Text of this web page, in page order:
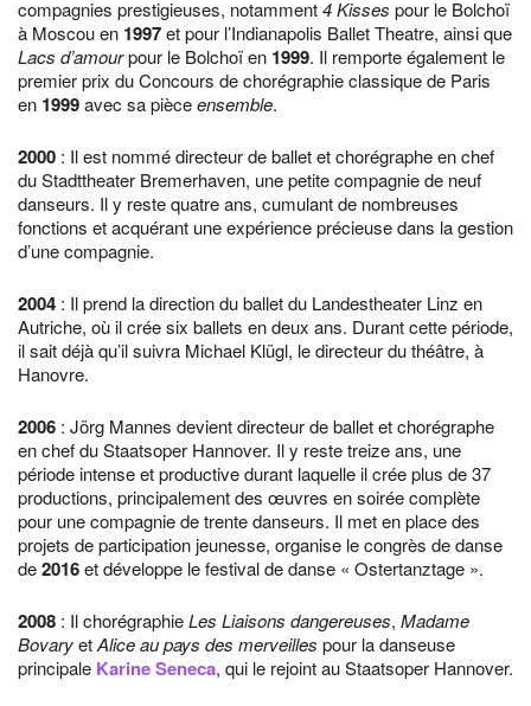
compagnies prestigieuses, notamment4 Kisses pour le Bolchoï
à Moscou en 1997et pour l’Indianapolis Ballet Theatre, ainsi que
Lacs d’amourpour le Bolchoï en 1999. Il remporte également le
premier prix du Concours de chorégraphie classique de Paris
en 1999avec sa pièceensemble.
2000 : Il est nommé directeur de ballet et chorégraphe en chef
du Stadttheater Bremerhaven, une petite compagnie de neuf
danseurs. Il y reste quatre ans, cumulant de nombreuses
fonctions et acquérant une expérience précieuse dans la gestion
d’une compagnie.
2004 : Il prend la direction du ballet du Landestheater Linz en
Autriche, où il crée six ballets en deux ans. Durant cette période,
il sait déjà qu’il suivra Michael Klügl, le directeur du théâtre, à
Hanovre.
2006 : Jörg Mannes devient directeur de ballet et chorégraphe
en chef du Staatsoper Hannover. Il y reste treize ans, une
période intense et productive durant laquelle il crée plus de 37
productions, principalement des œuvres en soirée complète
pour une compagnie de trente danseurs. Il met en place des
projets de participation jeunesse, organise le congrès de danse
de2016et développe le festival de danse « Ostertanztage ».
2008 : Il chorégraphieLes Liaisons dangereuses, Madame
BovaryetAlice au pays des merveilles pour la danseuse
principale Karine Seneca, qui le rejoint au Staatsoper Hannover.